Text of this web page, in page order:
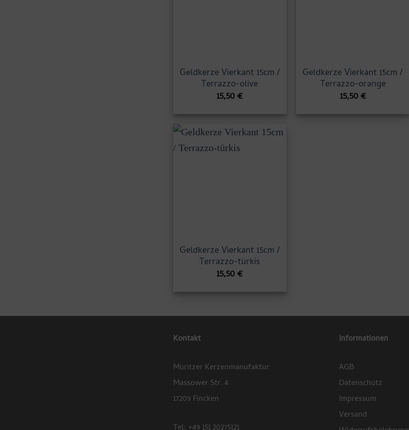
Geldkerze Vierkant 15cm /
Terrazzo-olive
15,50€
Geldkerze Vierkant 15cm /
Terrazzo-orange
15,50€
Geldkerze Vierkant 15cm /
Terrazzo-türkis
15,50€
Kontakt
Müritzer Kerzenmanufaktur
Massower Str. 4
17209 Fincken
Informationen
AGB
Datenschutz
Impressum
Versand